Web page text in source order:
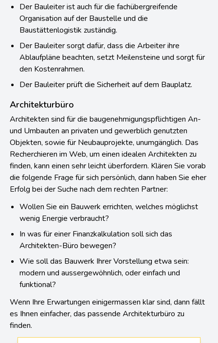
Der Bauleiter ist auch für die fachübergreifende
Organisation auf der Baustelle und die
Baustättenlogistik zuständig.
Der Bauleiter sorgt dafür, dass die Arbeiter ihre
Ablaufpläne beachten, setzt Meilensteine und sorgt für
den Kostenrahmen.
Der Bauleiter prüft die Sicherheit auf dem Bauplatz.
Architekturbüro
Architekten sind für die baugenehmigungspflichtigen An-
und Umbauten an privaten und gewerblich genutzten
Objekten, sowie für Neubauprojekte, unumgänglich. Das
Recherchieren im Web, um einen idealen Architekten zu
finden, kann einen sehr leicht überfordern. Klären Sie vorab
die folgende Frage für sich persönlich, dann haben Sie eher
Erfolg bei der Suche nach dem rechten Partner:
Wollen Sie ein Bauwerk errichten, welches möglichst
wenig Energie verbraucht?
In was für einer Finanzkalkulation soll sich das
Architekten-Büro bewegen?
Wie soll das Bauwerk Ihrer Vorstellung etwa sein:
modern und aussergewöhnlich, oder einfach und
funktional?
Wenn Ihre Erwartungen einigermassen klar sind, dann fällt
es Ihnen einfacher, das passende Architekturbüro zu
finden.